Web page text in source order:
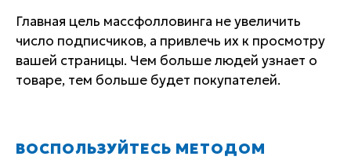
Главная цель массфолловинга не увеличить
число подписчиков, а привлечь их к просмотру
вашей страницы. Чем больше людей узнает о
товаре, тем больше будет покупателей.
ВОСПОЛЬЗУЙТЕСЬ МЕТОДОМ